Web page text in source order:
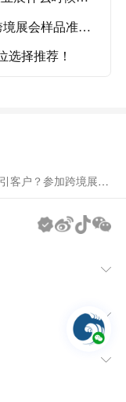
展会样品准备
选择推荐！
客户？参加跨境展会